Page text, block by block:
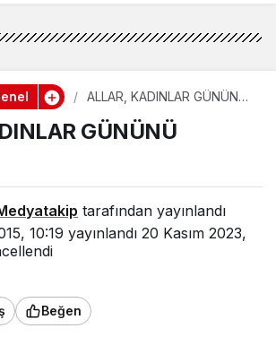
ALLAR, KADINLAR GÜNÜNÜ
GÜNÜNÜ
tarafından yayınlandı
10:19 yayınlandı 20 Kasım 2023,
Beğen